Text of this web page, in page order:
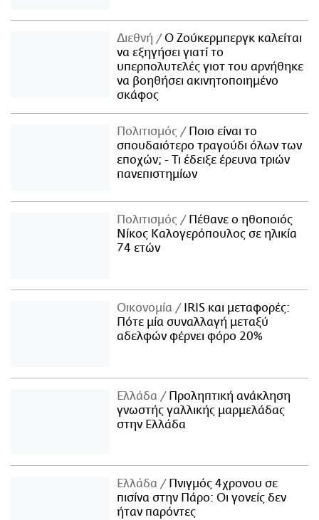
Διεθνή
Ο Ζούκερμπεργκ καλείται
να εξηγήσει γιατί το
υπερπολυτελές γιοτ του αρνήθηκε
να βοηθήσει ακινητοποιημένο
σκάφος
Πολιτισμός
Ποιο είναι το
σπουδαιότερο τραγούδι όλων των
εποχών; - Τι έδειξε έρευνα τριών
πανεπιστημίων
Πολιτισμός
Πέθανε ο ηθοποιός
Νίκος Καλογερόπουλος σε ηλικία
74 ετών
Οικονομία
IRIS και μεταφορές:
Πότε μία συναλλαγή μεταξύ
αδελφών φέρνει φόρο 20%
Ελλάδα
Προληπτική ανάκληση
γνωστής γαλλικής μαρμελάδας
στην Ελλάδα
Ελλάδα
Πνιγμός 4χρονου σε
πισίνα στην Πάρο: Οι γονείς δεν
ήταν παρόντες